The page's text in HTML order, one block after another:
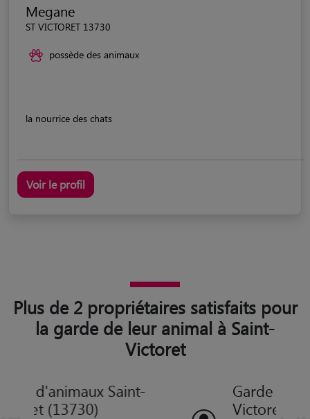
Megane
ST VICTORET 13730
possède des animaux
la nourrice des chats
Voir le profil
Plus de 2 propriétaires satisfaits pour
la garde de leur animal à Saint-
Victoret
Garde d'animaux Saint-
Victoret (13730)